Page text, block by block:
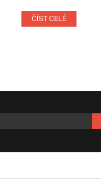
ČÍST CELÉ